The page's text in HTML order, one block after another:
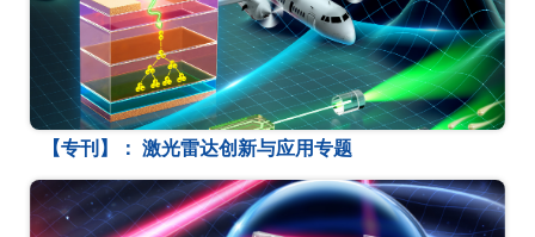
【专刊】： 激光雷达创新与应用专题